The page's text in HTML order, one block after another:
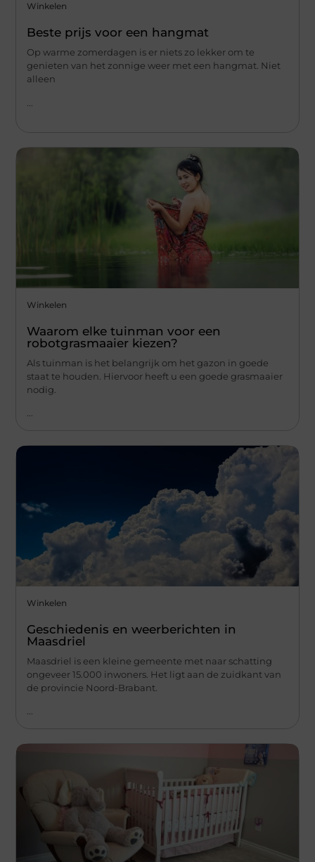
Winkelen
Beste prijs voor een hangmat
Op warme zomerdagen is er niets zo lekker om te
genieten van het zonnige weer met een hangmat. Niet
alleen
Winkelen
Waarom elke tuinman voor een
robotgrasmaaier kiezen?
Als tuinman is het belangrijk om het gazon in goede
staat te houden. Hiervoor heeft u een goede grasmaaier
nodig.
Winkelen
Geschiedenis en weerberichten in
Maasdriel
Maasdriel is een kleine gemeente met naar schatting
ongeveer 15.000 inwoners. Het ligt aan de zuidkant van
de provincie Noord-Brabant.
...